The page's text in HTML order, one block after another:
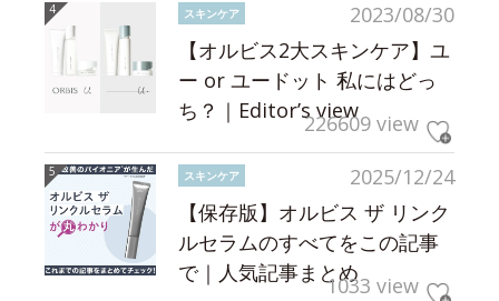
2023/08/30
スキンケア
【オルビス2大スキンケア】ユ
ー or ユードット 私にはどっ
ち？｜Editor’s view226609 view
2025/12/24
スキンケア
【保存版】オルビス ザ リンク
ルセラムのすべてをこの記事
で｜人気記事まとめ1033 view